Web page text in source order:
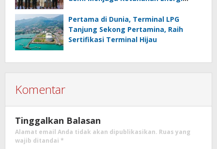
Pertama di Dunia, Terminal LPG
Tanjung Sekong Pertamina, Raih
Sertifikasi Terminal Hijau
Komentar
Tinggalkan Balasan
Alamat email Anda tidak akan dipublikasikan. Ruas yang
wajib ditandai *